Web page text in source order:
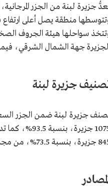
جزيرة لبنة من الجزر
جهة الشمال الشرقي،
جزيرة لبنة
مجموع الجزر السعودية على ساحل خليج العقبة والبحر الأحمر.